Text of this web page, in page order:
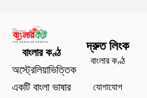
বাংলার কণ্ঠ
অস্ট্রেলিয়াভিত্তিক
একটি বাংলা ভাষার
দ্রুত লিংক
বাংলার কণ্ঠ
যোগাযোগ